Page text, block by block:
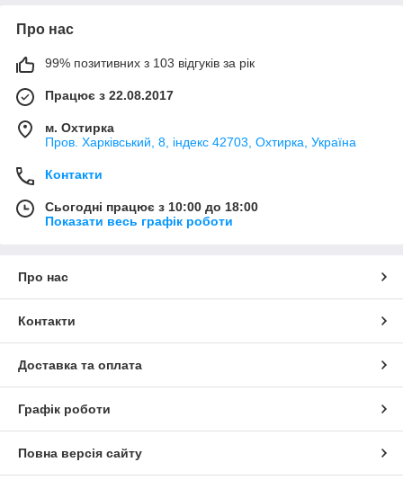
Про нас
99% позитивних з 103 відгуків за рік
Працює з 22.08.2017
м. Охтирка
Пров. Харківський, 8, індекс 42703, Охтирка, Україна
Контакти
Сьогодні працює з 10:00 до 18:00
Показати весь графік роботи
Про нас
Контакти
Доставка та оплата
Графік роботи
Повна версія сайту